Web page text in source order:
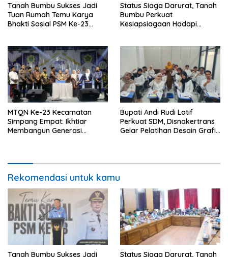
Tanah Bumbu Sukses Jadi
Tuan Rumah Temu Karya
Bhakti Sosial PSM Ke-23
Status Siaga Darurat, Tanah
Bumbu Perkuat
Kesiapsiagaan Hadapi
MTQN Ke-23 Kecamatan
Simpang Empat: Ikhtiar
Membangun Generasi
Bupati Andi Rudi Latif
Perkuat SDM, Disnakertrans
Gelar Pelatihan Desain Grafis
Rekomendasi untuk kamu
Tanah Bumbu Sukses Jadi Status Siaga Darurat, Tanah